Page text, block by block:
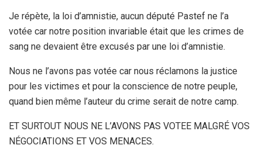
Je répète, la loi d’amnistie, aucun député Pastef ne l’a
votée car notre position invariable était que les crimes de
sang ne devaient être excusés par une loi d’amnistie.
Nous ne l’avons pas votée car nous réclamons la justice
pour les victimes et pour la conscience de notre peuple,
quand bien même l’auteur du crime serait de notre camp.
ET SURTOUT NOUS NE L’AVONS PAS VOTEE MALGRÉ VOS
NÉGOCIATIONS ET VOS MENACES.